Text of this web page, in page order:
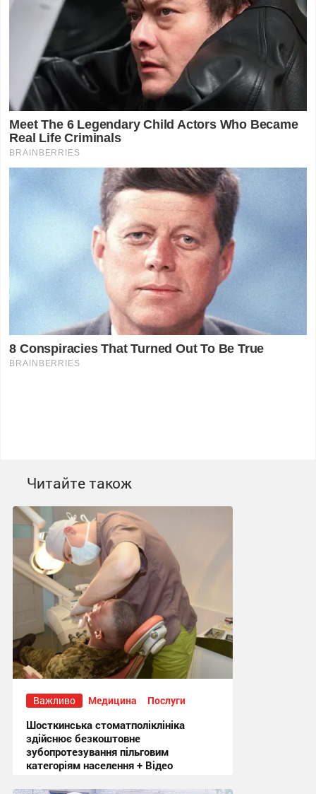
Читайте також
Важливо Медицина Послуги
Шосткинська стоматполіклініка
здійснює безкоштовне
зубопротезування пільговим
категоріям населення + Відео